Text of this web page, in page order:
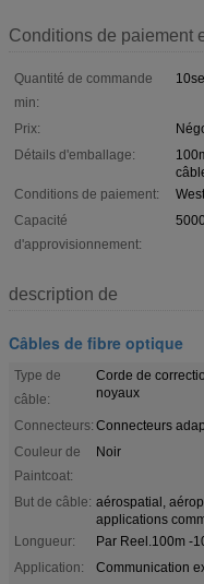
Conditions de paiement
Quantité de commande
min:
Prix:
Détails d'emballage:
Conditions de paiement:
Capacité
d'approvisionnement:
description de
Câbles de fibre optique
Type de
câble:
Corde de
noyaux
Connecteurs: Connecteurs
Couleur de
Paintcoat:
Noir
But de câble: aérospatial,
applications
Longueur:
Par Reel.100m -
Application:
Communication